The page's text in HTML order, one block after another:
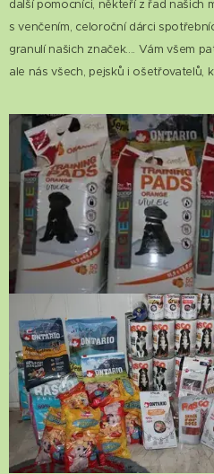
další pomocníci, někteří z řad našich
s venčením, celoroční dárci
granulí našich značek.... Vám všem
ale nás všech, pejsků i ošetřovatelů,